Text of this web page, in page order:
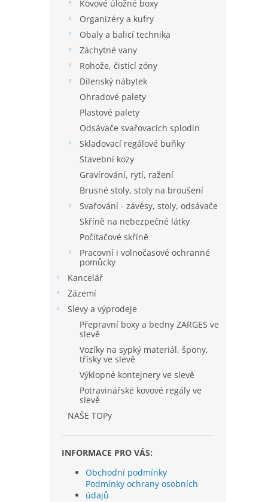
Kovové úložné boxy
Organizéry a kufry
Obaly a balicí technika
Záchytné vany
Rohože, čistící zóny
Dílenský nábytek
Ohradové palety
Plastové palety
Odsávače svařovacích splodin
Skladovací regálové buňky
Stavební kozy
Gravírování, rytí, ražení
Brusné stoly, stoly na broušení
Svařování - závěsy, stoly, odsávače
Skříně na nebezpečné látky
Počítačové skříně
Pracovní i volnočasové ochranné
pomůcky
Kancelář
Zázemí
Slevy a výprodeje
Přepravní boxy a bedny ZARGES ve
slevě
Vozíky na sypký materiál, špony,
třísky ve slevě
Výklopné kontejnery ve slevě
Potravinářské kovové regály ve
slevě
NAŠE TOPy
INFORMACE PRO VÁS:
Obchodní podmínky
Podmínky ochrany osobních
údajů